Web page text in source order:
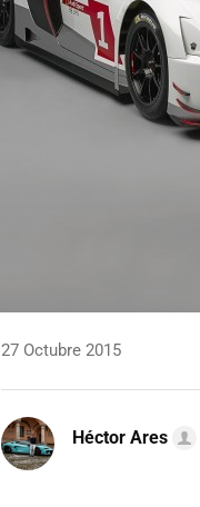
27 Octubre 2015
Héctor Ares